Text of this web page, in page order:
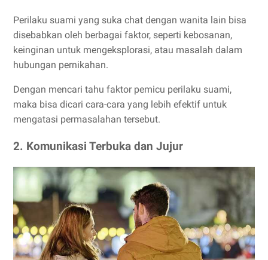
Perilaku suami yang suka chat dengan wanita lain bisa
disebabkan oleh berbagai faktor, seperti kebosanan,
keinginan untuk mengeksplorasi, atau masalah dalam
hubungan pernikahan.
Dengan mencari tahu faktor pemicu perilaku suami,
maka bisa dicari cara-cara yang lebih efektif untuk
mengatasi permasalahan tersebut.
2. Komunikasi Terbuka dan Jujur